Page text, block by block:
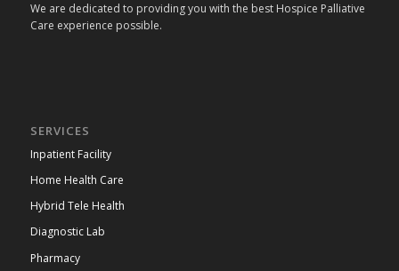
We are dedicated to providing you with the best Hospice Palliative
Care experience possible.
SERVICES
Inpatient Facility
Home Health Care
Hybrid Tele Health
Diagnostic Lab
Pharmacy